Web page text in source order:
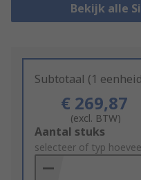
Bekijk alle
Subtotaal (1
€ 269,87
(excl. BTW)
Add
to
Basket
Aantal stuks
selecteer of typ